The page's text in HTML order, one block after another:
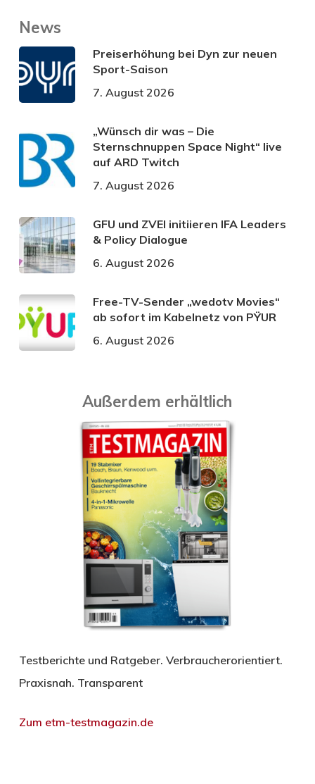
News
Preiserhöhung bei Dyn zur neuen
Sport-Saison
7. August 2026
„Wünsch dir was – Die
Sternschnuppen Space Night“ live
auf ARD Twitch
7. August 2026
GFU und ZVEI initiieren IFA Leaders
& Policy Dialogue
6. August 2026
Free-TV-Sender „wedotv Movies“
ab sofort im Kabelnetz von PŸUR
6. August 2026
Außerdem erhältlich
Testberichte und Ratgeber. Verbraucherorientiert.
Praxisnah. Transparent
Zum etm-testmagazin.de